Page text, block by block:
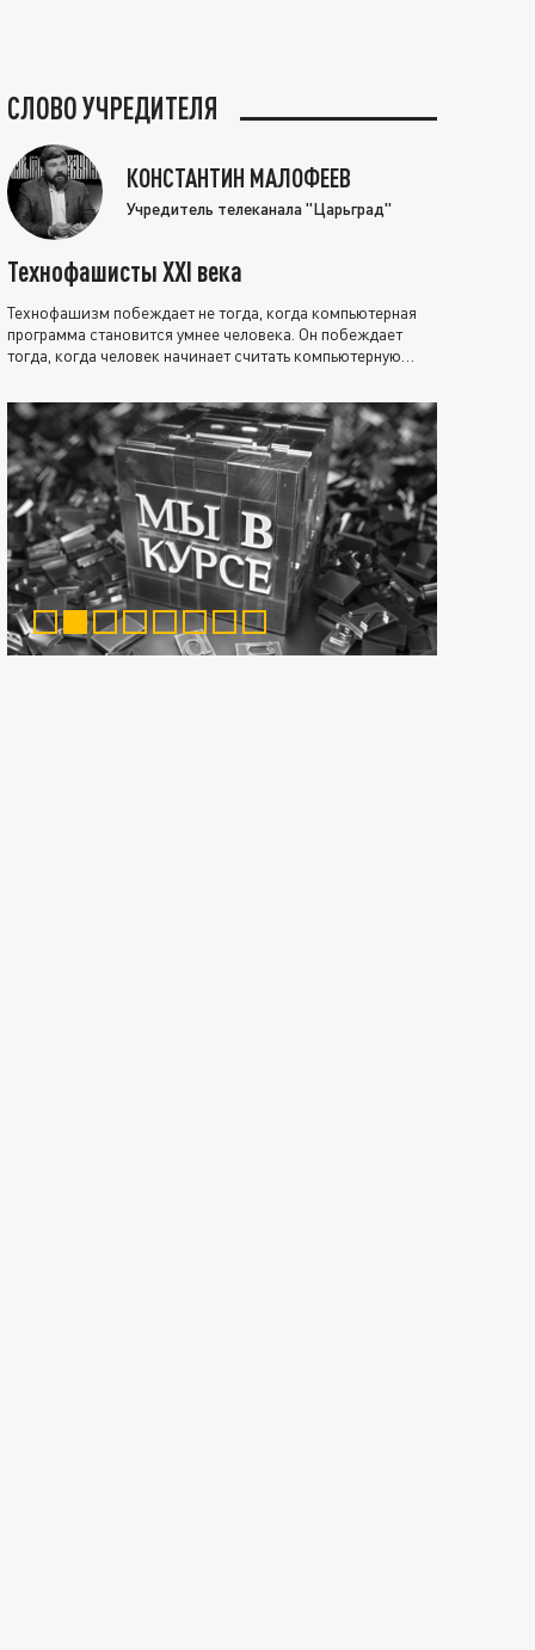
СЛОВО УЧРЕДИТЕЛЯ
КОНСТАНТИН МАЛОФЕЕВ
Учредитель телеканала "Царьград"
Технофашисты XXI века
Технофашизм побеждает не тогда, когда компьютерная
программа становится умнее человека. Он побеждает
тогда, когда человек начинает считать компьютерную